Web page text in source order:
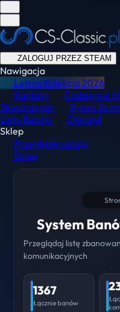
ZALOGUJ PRZEZ STEAM
Nawigacja
Letnia Kolekcja2026
Ranking
Codzienne
Skinchanger
Rynek
Lista Banów
Discord
Sklep
Przeglądaj usługi
Sklep
System
Przeglądaj listę
komunikacyjnych
1367
Łącznie banów